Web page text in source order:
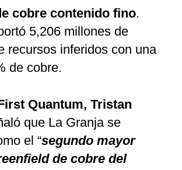
cobre contenido fino.
5,206 millones de
recursos inferidos con una
de cobre.
Quantum, Tristan
que La Granja se
el “segundo mayor
de cobre del